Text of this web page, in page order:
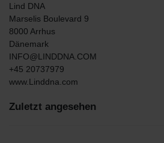
Lind DNA
Marselis Boulevard 9
8000 Arrhus
Dänemark
INFO@LINDDNA.COM
+45 20737979
www.Linddna.com
Zuletzt angesehen